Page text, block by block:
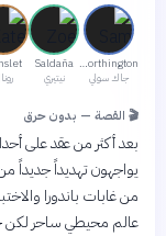
Worthington
جاك سولي
Saldaña
نيتيري
🎬 القصة — بدون حرق
بعد أكثر من عقد على
يواجهون تهديداً جديداً
من غابات باندورا
عالم محيطي ساحر لكن